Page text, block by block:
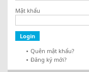
Mật khẩu
Quên mật khẩu?
Đăng ký mới?